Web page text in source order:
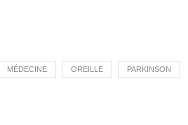
MÉDECINE OREILLE PARKINSON